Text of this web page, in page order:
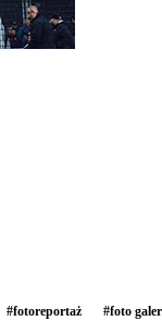
#fotoreportaż #foto